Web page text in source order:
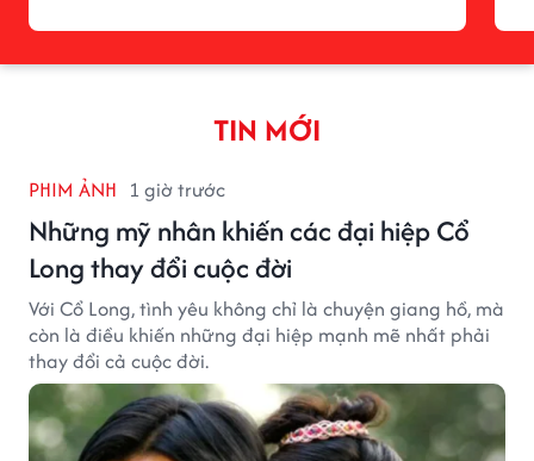
TIN MỚI
PHIM ẢNH 1 giờ trước
Những mỹ nhân khiến các đại hiệp Cổ
Long thay đổi cuộc đời
Với Cổ Long, tình yêu không chỉ là chuyện giang hồ, mà
còn là điều khiến những đại hiệp mạnh mẽ nhất phải
thay đổi cả cuộc đời.